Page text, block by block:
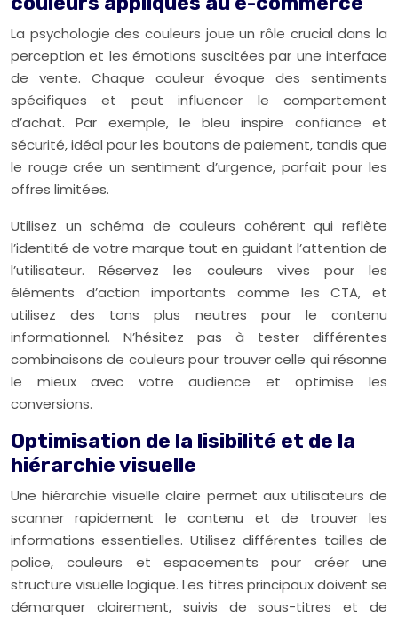
La psychologie des couleurs joue un rôle crucial dans la
perception et les émotions suscitées par une interface
de vente. Chaque couleur évoque des sentiments
spécifiques et peut influencer le comportement
d’achat. Par exemple, le bleu inspire confiance et
sécurité, idéal pour les boutons de paiement, tandis que
le rouge crée un sentiment d’urgence, parfait pour les
offres limitées.
Utilisez un schéma de couleurs cohérent qui reflète
l’identité de votre marque tout en guidant l’attention de
l’utilisateur. Réservez les couleurs vives pour les
éléments d’action importants comme les CTA, et
utilisez des tons plus neutres pour le contenu
informationnel. N’hésitez pas à tester différentes
combinaisons de couleurs pour trouver celle qui résonne
le mieux avec votre audience et optimise les
conversions.
Optimisation de la lisibilité et de la
hiérarchie visuelle
Une hiérarchie visuelle claire permet aux utilisateurs de
scanner rapidement le contenu et de trouver les
informations essentielles. Utilisez différentes tailles de
police, couleurs et espacements pour créer une
structure visuelle logique. Les titres principaux doivent se
démarquer clairement, suivis de sous-titres et de